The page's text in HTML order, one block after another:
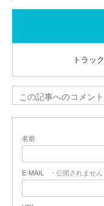
トラッ
この記事へのコメン
名前
E-MAIL - 公開されません